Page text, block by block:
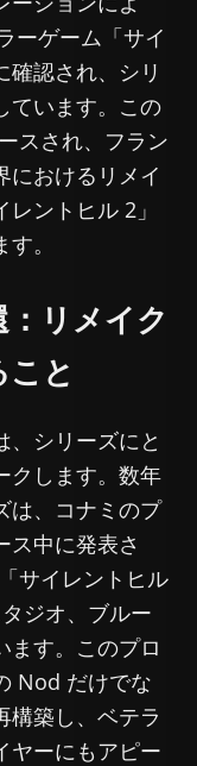
ーゲーム「サイ
確認され、シリ
ています。この
スされ、フラン
におけるリメイ
ントヒル 2」
。
リメイク
と
、シリーズにと
クします。数年
は、コナミのプ
ス中に発表さ
サイレントヒル
ジオ、ブルー
ます。このプロ
Nod だけでな
構築し、ベテラ
ヤーにもアピー